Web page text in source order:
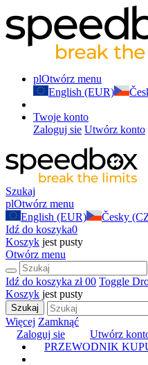
plOtwórz menu
English (EUR)
Twoje konto
Zaloguj sie Utwórz konto
Szukaj
plOtwórz menu
English (EUR)
Česky
Idź do koszyka0
Koszyk jest pusty
Otwórz menu
Idź do koszyka zł 00 Toggle
Koszyk jest pusty
Szukaj
Więcej Zamknąć
Zaloguj sie
Utwórz
PRZEWODNIK